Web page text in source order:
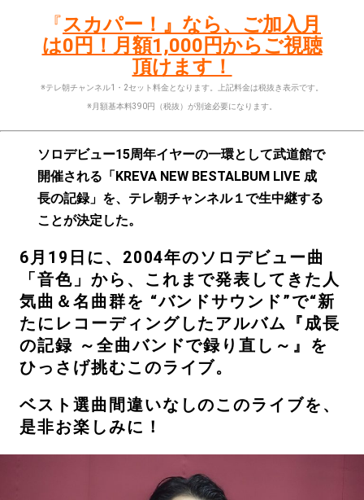
『スカパー！』なら、ご加入月
は0円！月額1,000円からご視聴
頂けます！
※テレ朝チャンネル1・2セット料金となります。上記料金は税抜き表示です。
※月額基本料390円（税抜）が別途必要になります。
ソロデビュー15周年イヤーの一環として武道館で
開催される「KREVA NEW BESTALBUM LIVE 成
長の記録」を、テレ朝チャンネル１で生中継する
ことが決定した。
6月19日に、2004年のソロデビュー曲
「音色」から、これまで発表してきた人
気曲＆名曲群を “バンドサウンド”で“新
たにレコーディングしたアルバム『成長
の記録 ～全曲バンドで録り直し～』を
ひっさげ挑むこのライブ。
ベスト選曲間違いなしのこのライブを、
是非お楽しみに！